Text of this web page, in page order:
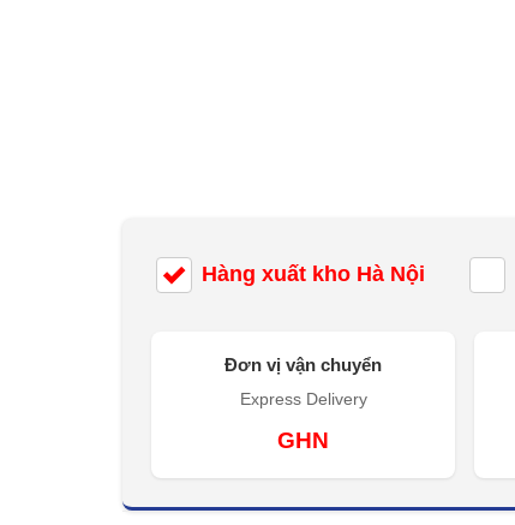
Hàng xuất kho Hà Nội
Đơn vị vận chuyển
Express Delivery
GHN